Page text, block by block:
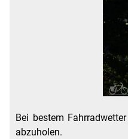
Bei bestem
abzuholen.